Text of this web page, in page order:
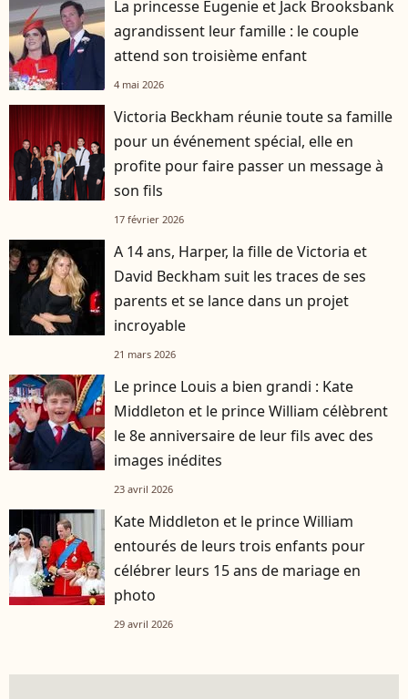
La princesse Eugenie et Jack Brooksbank
agrandissent leur famille : le couple
attend son troisième enfant
4 mai 2026
Victoria Beckham réunie toute sa famille
pour un événement spécial, elle en
profite pour faire passer un message à
son fils
17 février 2026
A 14 ans, Harper, la fille de Victoria et
David Beckham suit les traces de ses
parents et se lance dans un projet
incroyable
21 mars 2026
Le prince Louis a bien grandi : Kate
Middleton et le prince William célèbrent
le 8e anniversaire de leur fils avec des
images inédites
23 avril 2026
Kate Middleton et le prince William
entourés de leurs trois enfants pour
célébrer leurs 15 ans de mariage en
photo
29 avril 2026